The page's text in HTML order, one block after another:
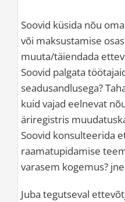
Soovid küsida nõu
või maksustamise
muuta/täiendada
Soovid palgata
seadusandlusega?
kuid vajad eelnevat
äriregistris
Soovid konsulteerida
raamatupidamise
varasem kogemus?
Juba tegutseval